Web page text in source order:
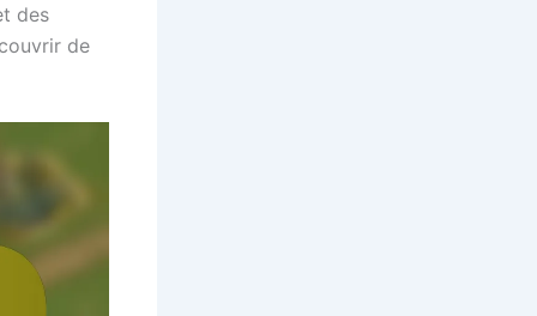
des
de